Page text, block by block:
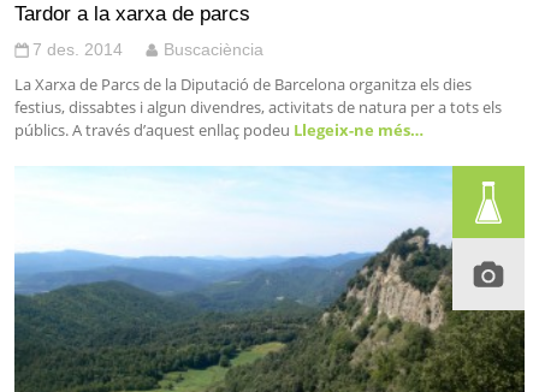
Tardor a la xarxa de parcs
7 des. 2014 Buscaciència
La Xarxa de Parcs de la Diputació de Barcelona organitza els dies
festius, dissabtes i algun divendres, activitats de natura per a tots els
públics. A través d’aquest enllaç podeu Llegeix-ne més…